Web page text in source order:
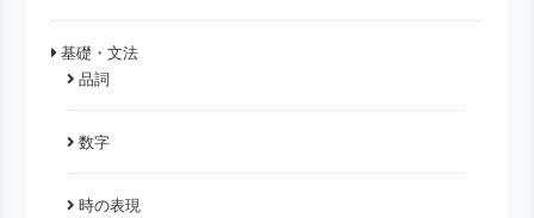
基礎・文法
品詞
数字
時の表現